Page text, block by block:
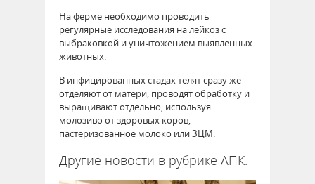
На ферме необходимо проводить
регулярные исследования на лейкоз с
выбраковкой и уничтожением выявленных
животных.
В инфицированных стадах телят сразу же
отделяют от матери, проводят обработку и
выращивают отдельно, используя
молозиво от здоровых коров,
пастеризованное молоко или ЗЦМ.
Другие новости в рубрике АПК: